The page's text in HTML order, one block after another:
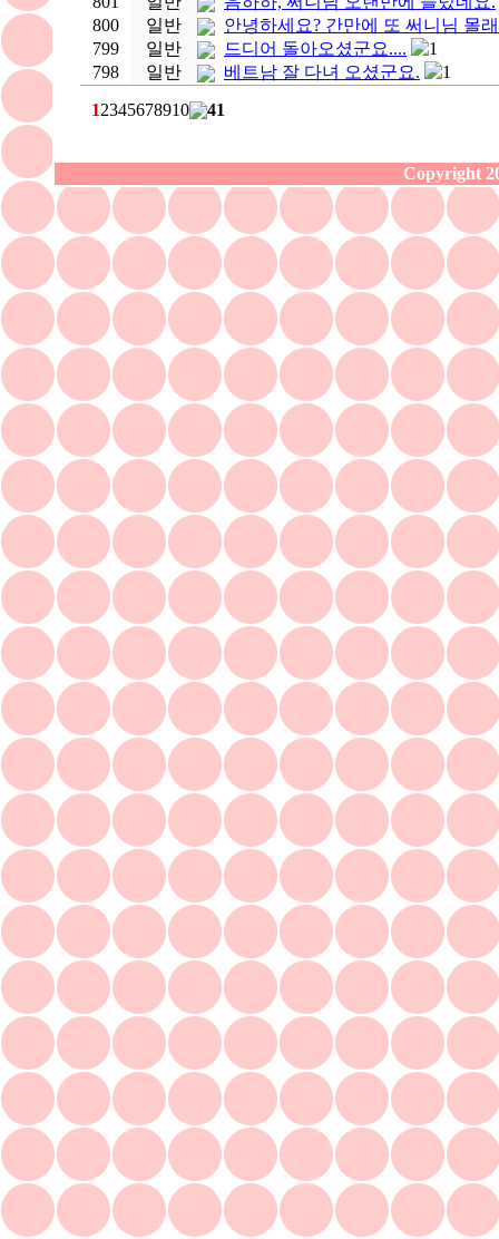
800
일반
안녕하세요? 간만에 또 써니님 몰
799
일반 드디어 돌아오셨군요....
1
798
일반 베트남 잘 다녀 오셨군요.
1
12345678910 41
Copyright